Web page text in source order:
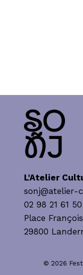
L'Atelier
sonj@atelier-
02 98 21 61 50
Place
29800
© 2026